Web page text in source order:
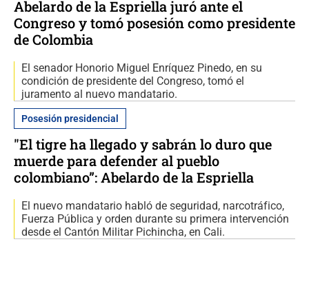
Abelardo de la Espriella juró ante el
Congreso y tomó posesión como presidente
de Colombia
El senador Honorio Miguel Enríquez Pinedo, en su
condición de presidente del Congreso, tomó el
juramento al nuevo mandatario.
Posesión presidencial
"El tigre ha llegado y sabrán lo duro que
muerde para defender al pueblo
colombiano”: Abelardo de la Espriella
El nuevo mandatario habló de seguridad, narcotráfico,
Fuerza Pública y orden durante su primera intervención
desde el Cantón Militar Pichincha, en Cali.